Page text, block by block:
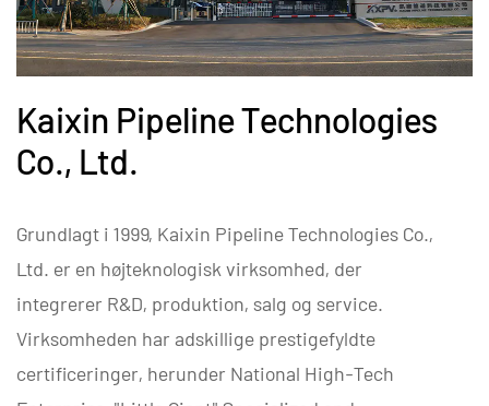
Kaixin Pipeline Technologies
Co., Ltd.
Grundlagt i 1999, Kaixin Pipeline Technologies Co.,
Ltd. er en højteknologisk virksomhed, der
integrerer R&D, produktion, salg og service.
Virksomheden har adskillige prestigefyldte
certificeringer, herunder National High-Tech